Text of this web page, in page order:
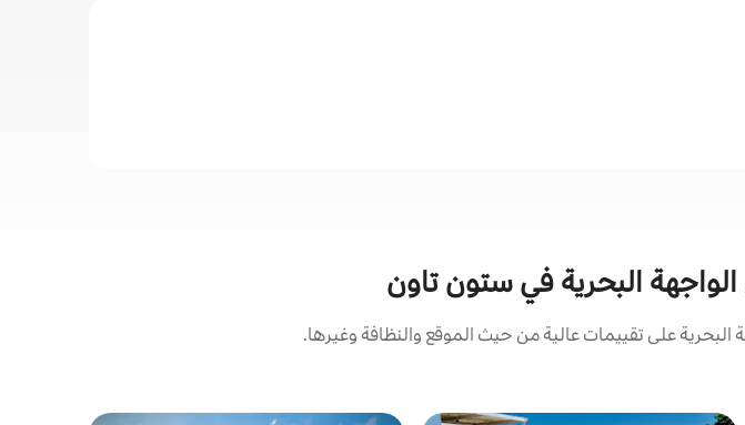
الواجهة البحرية في ستون تاون
على تقييمات عالية من حيث الموقع والنظافة وغيرها.